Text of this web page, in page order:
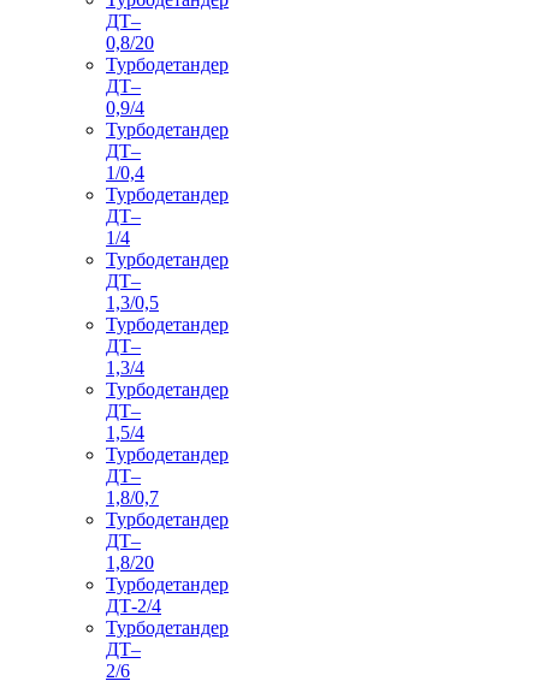
ДТ–
0,8/20
Турбодетандер
ДТ–
0,9/4
Турбодетандер
ДТ–
1/0,4
Турбодетандер
ДТ–
1/4
Турбодетандер
ДТ–
1,3/0,5
Турбодетандер
ДТ–
1,3/4
Турбодетандер
ДТ–
1,5/4
Турбодетандер
ДТ–
1,8/0,7
Турбодетандер
ДТ–
1,8/20
Турбодетандер
ДТ-2/4
Турбодетандер
ДТ–
2/6